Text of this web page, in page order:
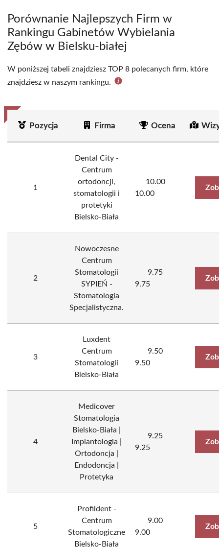
Porównanie Najlepszych Firm w
Rankingu Gabinetów Wybielania
Zębów w Bielsku-białej
W poniższej tabeli znajdziesz TOP 8 polecanych firm, które
znajdziesz w naszym rankingu.
Pozycja Firma Ocena
1
Dental City -
Centrum
ortodoncji,
stomatologii i
protetyki
Bielsko-Biała
10.00
10.00
2
Nowoczesne
Centrum
Stomatologii
SYPIEŃ -
Stomatologia
Specjalistyczna.
9.75
9.75
3
Luxdent
Centrum
Stomatologii
Bielsko-Biała
9.50
9.50
4
Medicover
Stomatologia
Bielsko-Biała |
Implantologia |
Ortodoncja |
Endodoncja |
Protetyka
9.25
9.25
5
Profildent -
Centrum
Stomatologiczne
Bielsko-Biała
9.00
9.00